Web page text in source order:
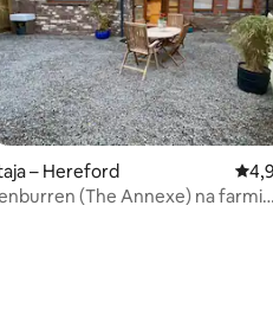
– Hereford
(The Annexe) na farmi